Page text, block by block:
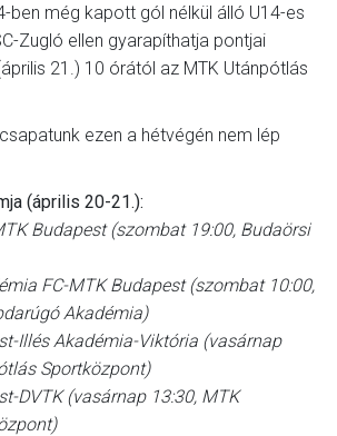
ben még kapott gól nélkül álló U14-es
Zugló ellen gyarapíthatja pontjai
21.) 10 órától az MTK Utánpótlás
ezen a hétvégén nem lép
(április 20-21.):
Budapest (szombat 19:00, Budaörsi
FC-MTK Budapest (szombat 10:00,
Akadémia)
Illés Akadémia-Viktória (vasárnap
Sportközpont)
DVTK (vasárnap 13:30, MTK